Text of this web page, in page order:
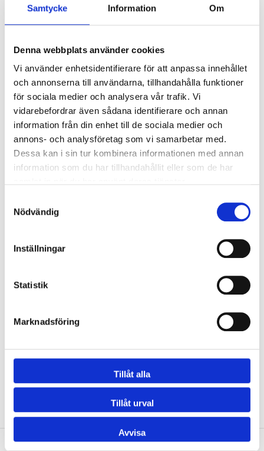
Samtycke Information Om
Denna webbplats använder cookies
Vi använder enhetsidentifierare för att anpassa innehållet
och annonserna till användarna, tillhandahålla funktioner
för sociala medier och analysera vår trafik. Vi
vidarebefordrar även sådana identifierare och annan
information från din enhet till de sociala medier och
annons- och analysföretag som vi samarbetar med.
Dessa kan i sin tur kombinera informationen med annan
information som du har tillhandahållit eller som de har
Nödvändig
Inställningar
Statistik
Marknadsföring
Tillåt alla
Tillåt urval
Avvisa
men inga skador.
Levereras i par (2 st).
För 20 ft.-silo
Relaterade produkter
hållare till skruv Seko
Logga in för att se pris
Logga in för att se pris
m, 1 DEL BEG